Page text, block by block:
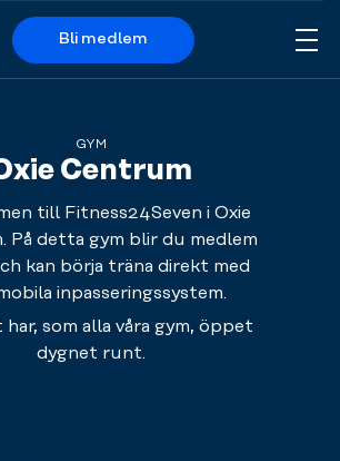
Bli medlem
GYM
Centrum
till Fitness24Seven i Oxie
På detta gym blir du medlem
kan börja träna direkt med
inpasseringssystem.
har, som alla våra gym, öppet
dygnet runt.